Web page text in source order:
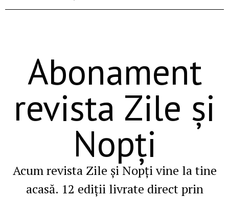
Abonament
revista Zile și
Nopți
Acum revista Zile și Nopți vine la tine
acasă. 12 ediții livrate direct prin